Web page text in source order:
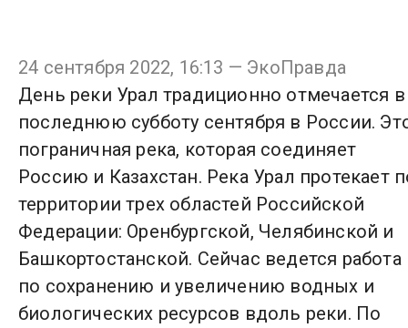
24 сентября 2022, 16:13 — ЭкоПравда
День реки Урал традиционно отмечается в
последнюю субботу сентября в России.
пограничная река, которая соединяет
Россию и Казахстан. Река Урал протекает
территории трех областей Российской
Федерации: Оренбургской, Челябинской и
Башкортостанской. Сейчас ведется работа
по сохранению и увеличению водных и
биологических ресурсов вдоль реки. По